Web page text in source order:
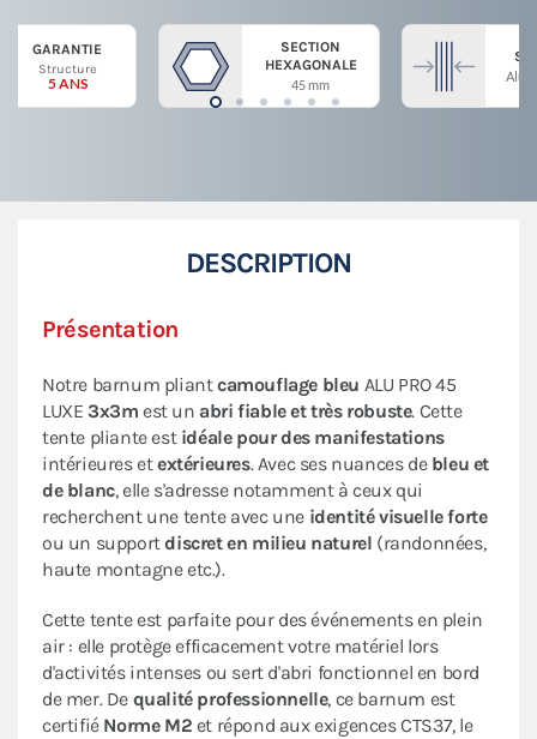
GARANTIE
Structure
5 ANS
SECTION
HEXAGONALE
45 mm
DESCRIPTION
Présentation
Notre barnum pliantcamouflage bleu ALU PRO 45
LUXE 3x3m est un abri fiable et très robuste. Cette
tente pliante est idéale pour des manifestations
intérieures etextérieures. Avec ses nuances debleu et
de blanc, elle s'adresse notamment à ceux qui
recherchent une tente avec une identité visuelle forte
ou un supportdiscret en milieu naturel (randonnées,
haute montagne etc.).
Cette tente est parfaite pour des événements en plein
air : elle protège efficacement votre matériel lors
d'activités intenses ou sert d'abri fonctionnel en bord
de mer. De qualité professionnelle, ce barnum est
certifié Norme M2 et répond aux exigences CTS37, le